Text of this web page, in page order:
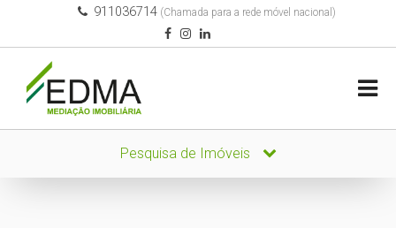
911036714 (Chamada para a rede móvel nacional)
Pesquisa de Imóveis